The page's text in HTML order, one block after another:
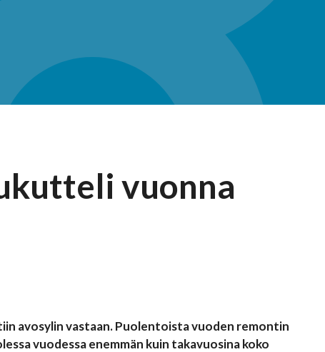
vuonna
avosylin vastaan. Puolentoista vuoden remontin
vuodessa enemmän kuin takavuosina koko